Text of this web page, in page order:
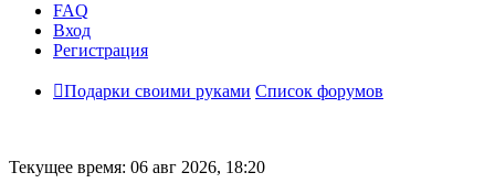
FAQ
Вход
Регистрация
Подарки своими руками Список форумов
Текущее время: 06 авг 2026, 18:20